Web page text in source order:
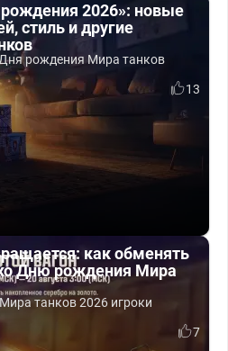
2026»: новые
стиль и другие
рождения Мира танков
13
как обменять
Дню рождения Мира
танков 2026 игроки
7